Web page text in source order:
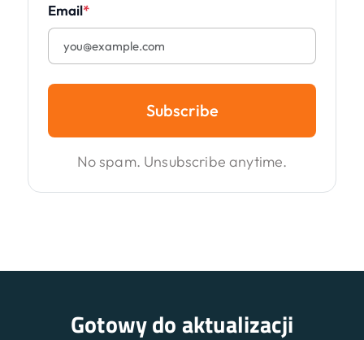
Email*
Subscribe
No spam. Unsubscribe anytime.
Gotowy do aktualizacji